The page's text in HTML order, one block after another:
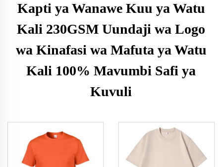
Kapti ya Wanawe Kuu ya Watu
Kali 230GSM Uundaji wa Logo
wa Kinafasi wa Mafuta ya Watu
Kali 100% Mavumbi Safi ya
Kuvuli